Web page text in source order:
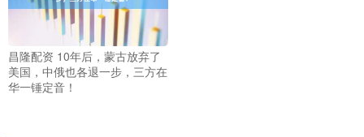
昌隆配资 10年后，蒙古放弃了
美国，中俄也各退一步，三方在
华一锤定音！